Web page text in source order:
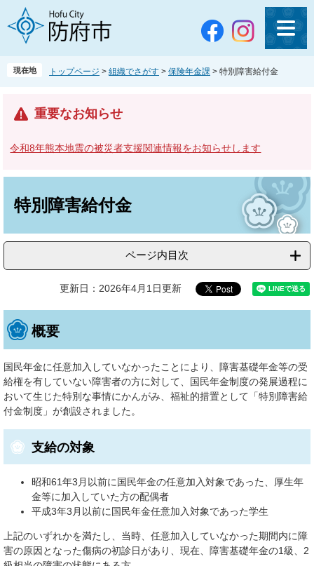
現在地 トップページ > 組織でさがす > 保険年金課 > 特別障害給付金
重要なお知らせ
令和8年熊本地震の被災者支援関連情報をお知らせします
特別障害給付金
ページ内目次
更新日：2026年4月1日更新
概要
国民年金に任意加入していなかったことにより、障害基礎年金等の受
給権を有していない障害者の方に対して、国民年金制度の発展過程に
おいて生じた特別な事情にかんがみ、福祉的措置として「特別障害給
付金制度」が創設されました。
支給の対象
昭和61年3月以前に国民年金の任意加入対象であった、厚生年
金等に加入していた方の配偶者
平成3年3月以前に国民年金任意加入対象であった学生
上記のいずれかを満たし、当時、任意加入していなかった期間内に障
害の原因となった傷病の初診日があり、現在、障害基礎年金の1級、2